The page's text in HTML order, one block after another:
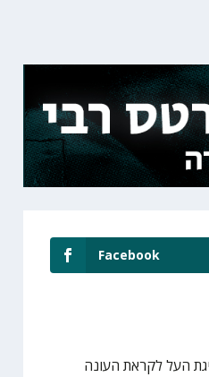
Facebook
העל לקראת העונה